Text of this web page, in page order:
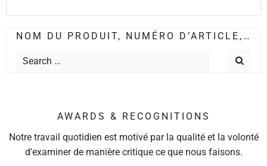
NOM DU PRODUIT, NUMÉRO D’ARTICLE,…
AWARDS & RECOGNITIONS
Notre travail quotidien est motivé par la qualité et la volonté
d'examiner de manière critique ce que nous faisons.